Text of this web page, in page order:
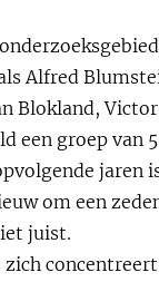
Alfred
Blokland,
een groep van
jaren
om een
juist.
zich